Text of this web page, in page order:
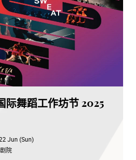
际舞蹈工作坊节 2025
Jun (Sun)
院